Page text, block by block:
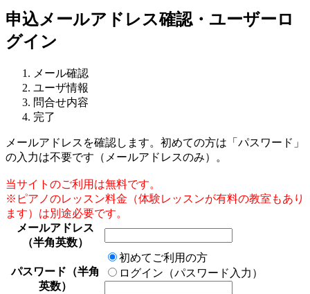
申込メールアドレス確認・ユーザーロ
グイン
メール確認
ユーザ情報
問合せ内容
完了
メールアドレスを確認します。初めての方は「パスワード」
の入力は不要です（メールアドレスのみ）。
当サイトのご利用は無料です。
※ピアノのレッスン料金（体験レッスンが有料の教室もあり
ます）は別途必要です。
メールアドレス
（半角英数）
パスワード（半角
英数）
初めてご利用の方
ログイン（パスワード入力）